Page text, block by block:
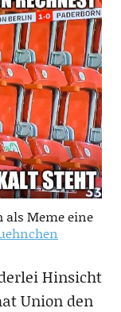
als Meme eine
Hinsicht
Union den